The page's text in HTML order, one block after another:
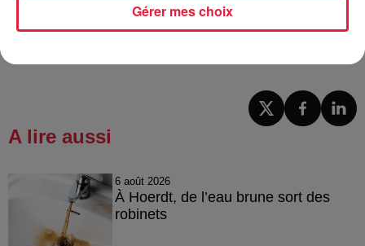
Publié : 24 novembre 2023 à 12h41 - Modifié : 30 octobre
A lire aussi
6 août 2026
À Hoerdt, de l’eau brune sort des
robinets
Gérer mes choix